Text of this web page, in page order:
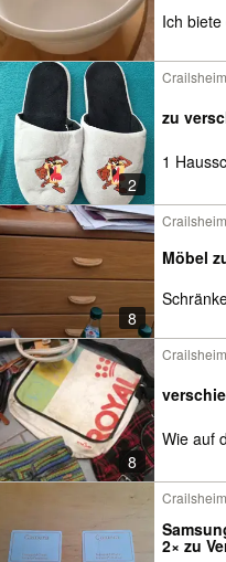
Ich
2
Crailsheim
zu
1
8
Crailsheim
Möbel
8
Crailsheim
Wie auf
Crailsheim
2× zu